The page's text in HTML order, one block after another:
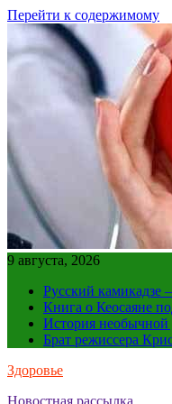
Перейти к содержимому
9 августа, 2026
Русский камикадзе
Книга о Кеосаяне
История необычной
Брат режиссера
Здоровье
Новостная рассылка